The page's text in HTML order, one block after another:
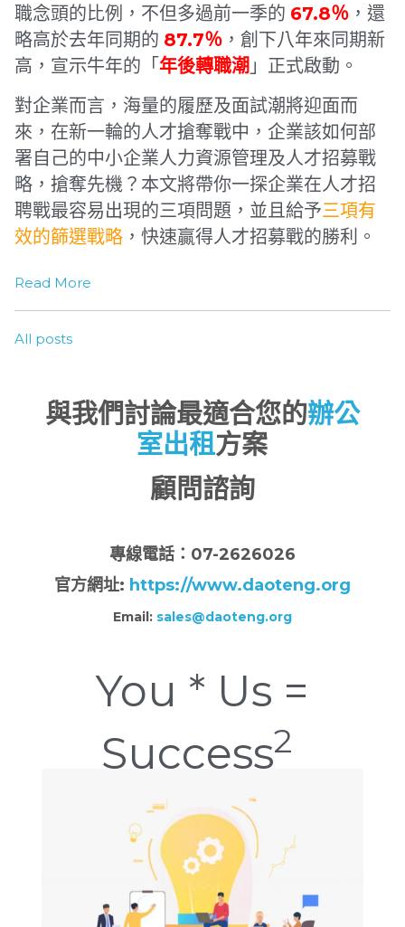
職念頭的比例，不但多過前一季的 67.8％ ，還
略高於去年同期的 87.7％ ，創下八年來同期新
高，宣示牛年的「 年後轉職潮 」正式啟動。
對企業而言，海量的履歷及面試潮將迎面而
來，在新一輪的人才搶奪戰中，企業該如何部
署自己的中小企業人力資源管理及人才招募戰
略，搶奪先機？本文將帶你一探企業在人才招
聘戰最容易出現的三項問題，並且給予三項有
效的篩選戰略 ，快速贏得人才招募戰的勝利。
Read More
All posts
與我們討論最適合您的辦公
室出租方案
顧問諮詢
專線電話：07-2626026
官方網址: https://www.daoteng.org
Email: sales@daoteng.org
You * Us =
Success2